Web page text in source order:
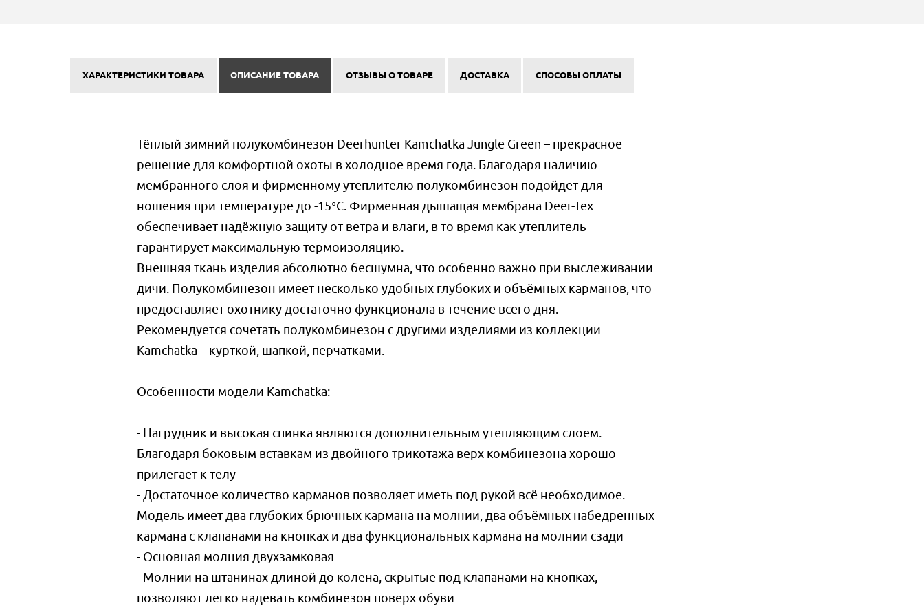
ХАРАКТЕРИСТИКИ ТОВАРА ОПИСАНИЕ ТОВАРА ОТЗЫВЫ О ТОВАРЕ ДОСТАВКА СПОСОБЫ ОПЛАТЫ
Тёплый зимний полукомбинезон Deerhunter Kamchatka Jungle Green – прекрасное
решение для комфортной охоты в холодное время года. Благодаря наличию
мембранного слоя и фирменному утеплителю полукомбинезон подойдет для
ношения при температуре до -15°C. Фирменная дышащая мембрана Deer-Tex
обеспечивает надёжную защиту от ветра и влаги, в то время как утеплитель
гарантирует максимальную термоизоляцию.
Внешняя ткань изделия абсолютно бесшумна, что особенно важно при выслеживании
дичи. Полукомбинезон имеет несколько удобных глубоких и объёмных карманов, что
предоставляет охотнику достаточно функционала в течение всего дня.
Рекомендуется сочетать полукомбинезон с другими изделиями из коллекции
Kamchatka – курткой, шапкой, перчатками.
Особенности модели Kamchatka:
- Нагрудник и высокая спинка являются дополнительным утепляющим слоем.
Благодаря боковым вставкам из двойного трикотажа верх комбинезона хорошо
прилегает к телу
- Достаточное количество карманов позволяет иметь под рукой всё необходимое.
Модель имеет два глубоких брючных кармана на молнии, два объёмных набедренных
кармана с клапанами на кнопках и два функциональных кармана на молнии сзади
- Основная молния двухзамковая
- Молнии на штанинах длиной до колена, скрытые под клапанами на кнопках,
позволяют легко надевать комбинезон поверх обуви